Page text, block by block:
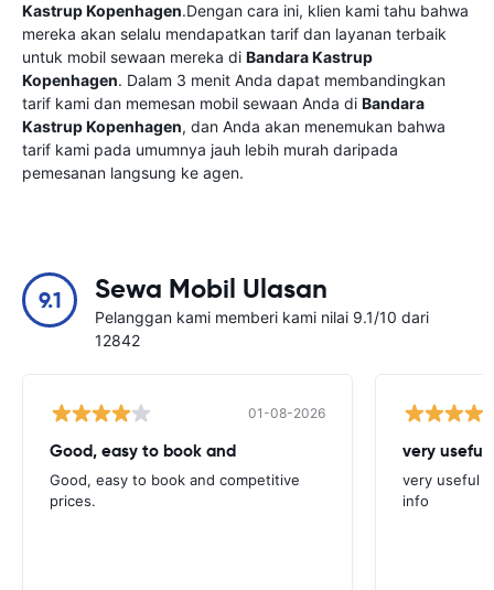
Kastrup Kopenhagen.Dengan cara ini, klien kami tahu bahwa
mereka akan selalu mendapatkan tarif dan layanan terbaik
untuk mobil sewaan mereka di Bandara Kastrup
Kopenhagen. Dalam 3 menit Anda dapat membandingkan
tarif kami dan memesan mobil sewaan Anda di Bandara
Kastrup Kopenhagen, dan Anda akan menemukan bahwa
tarif kami pada umumnya jauh lebih murah daripada
pemesanan langsung ke agen.
9.1 Sewa Mobil Ulasan
Pelanggan kami memberi kami nilai 9.1/10 dari
12842
01-08-2026
Good, easy to book and
Good, easy to book and competitive
prices.
very useful
very useful
info